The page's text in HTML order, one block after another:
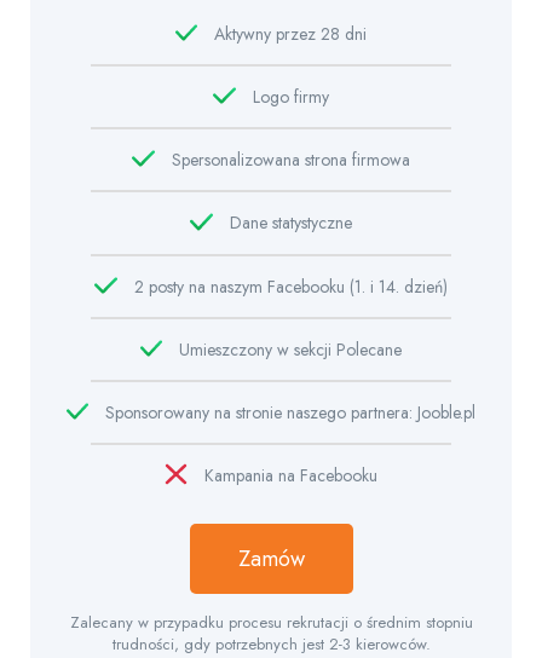
Aktywny przez 28 dni
Logo firmy
Spersonalizowana strona firmowa
Dane statystyczne
2 posty na naszym Facebooku (1. i 14. dzień)
Umieszczony w sekcji Polecane
Sponsorowany na stronie naszego partnera: Jooble.pl
Kampania na Facebooku
Zamów
Zalecany w przypadku procesu rekrutacji o średnim stopniu
trudności, gdy potrzebnych jest 2-3 kierowców.